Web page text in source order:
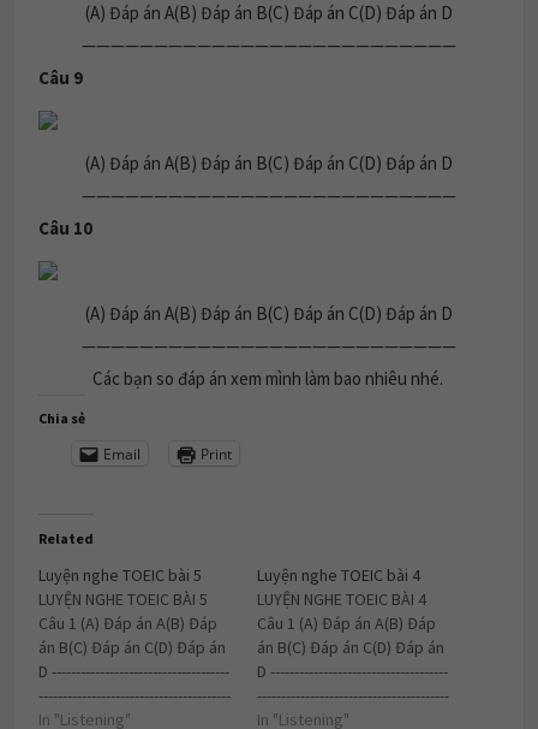
(A) Đáp án A(B) Đáp án B(C) Đáp án C(D) Đáp án D
——————————————————————————
Câu 9
(A) Đáp án A(B) Đáp án B(C) Đáp án C(D) Đáp án D
——————————————————————————
Câu 10
(A) Đáp án A(B) Đáp án B(C) Đáp án C(D) Đáp án D
——————————————————————————
Các bạn so đáp án xem mình làm bao nhiêu nhé.
Chia sẻ
Email Print
Related
Luyện nghe TOEIC bài 5
LUYỆN NGHE TOEIC BÀI 5
Câu 1 (A) Đáp án A(B) Đáp
án B(C) Đáp án C(D) Đáp án
D -------------------------------------
----------------------------------------
- Câu 2 (A) Đáp án A(B) Đáp
In "Listening"
Luyện nghe TOEIC bài 4
LUYỆN NGHE TOEIC BÀI 4
Câu 1 (A) Đáp án A(B) Đáp
án B(C) Đáp án C(D) Đáp án
D -------------------------------------
----------------------------------------
- Câu 2 (A) Đáp án A(B) Đáp
In "Listening"